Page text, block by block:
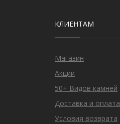
КЛИЕНТАМ
Магазин
Акции
50+ Видов камней
Доставка и оплата
Условия возврата